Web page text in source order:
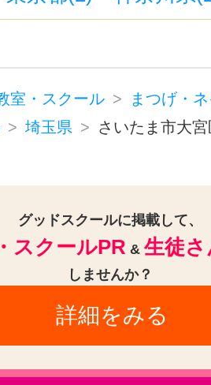
室・スクール
まつげ・
埼玉県
さいたま市大
グッドスクールに掲載して、
スクールPR & 生徒
しませんか？
詳細をみる